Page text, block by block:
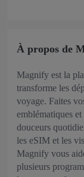
À propos de
Magnify est la
transforme les
voyage. Faites
emblématiques
douceurs
les eSIM et les
Magnify vous
plusieurs